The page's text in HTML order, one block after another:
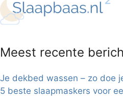
Meest recente
Je dekbed wassen – zo doe
5 beste slaapmaskers voor